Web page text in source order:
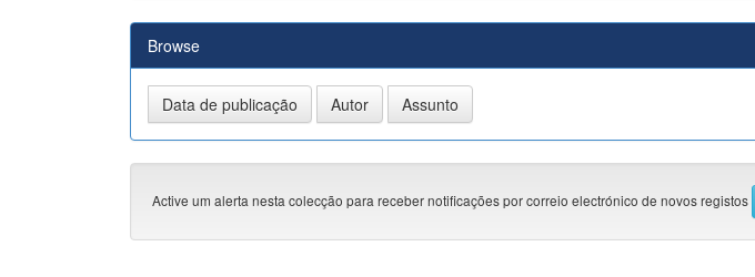
Browse
Active um alerta nesta colecção para receber notificações por correio electrónico de novos registos